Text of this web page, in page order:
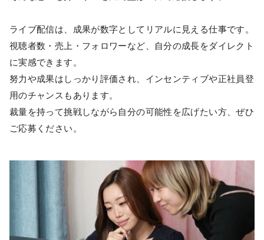
ライブ配信は、成果が数字としてリアルに見える仕事です。
視聴者数・売上・フォロワーなど、自分の成長をダイレクト
に実感できます。
努力や成果はしっかり評価され、インセンティブや正社員登
用のチャンスもあります。
裁量を持って挑戦しながら自分の可能性を広げたい方、ぜひ
ご応募ください。